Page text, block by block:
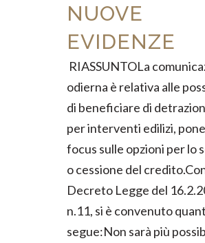
NUOVE
EVIDENZE
RIASSUNTOLa
odierna è relativa alle
di beneficiare di
per interventi edilizi,
focus sulle opzioni per lo
o cessione del
Decreto Legge del
n.11, si è convenuto
segue:Non sarà più